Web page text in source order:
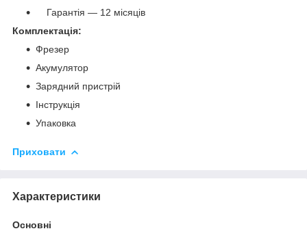
Гарантія — 12 місяців
Комплектація:
Фрезер
Акумулятор
Зарядний пристрій
Інструкція
Упаковка
Приховати
Характеристики
Основні